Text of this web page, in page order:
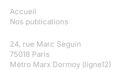
Accueil
Nos publications
24, rue Marc Seguin
75018 Paris
Métro Marx Dormoy (ligne12)